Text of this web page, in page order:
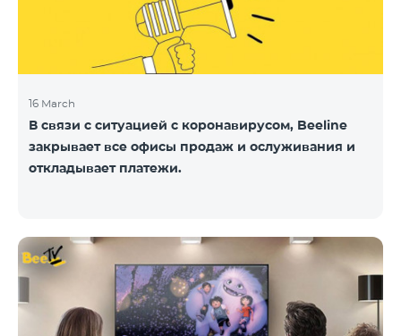
16 March
В связи с ситуацией с коронавирусом, Beeline
закрывает все офисы продаж и ослуживания и
откладывает платежи.